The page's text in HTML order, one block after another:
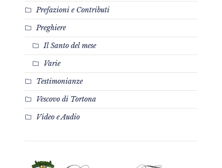
Prefazioni e Contributi
Preghiere
Il Santo del mese
Varie
Testimonianze
Vescovo di Tortona
Video e Audio